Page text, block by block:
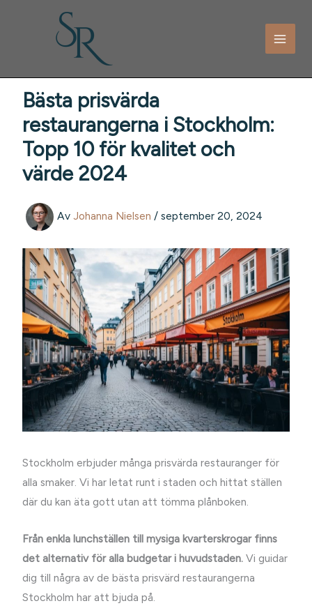
Bästa prisvärda
restaurangerna i Stockholm:
Topp 10 för kvalitet och
värde 2024
AvJohanna Nielsen/september 20, 2024
Stockholm erbjuder många prisvärda restauranger för
alla smaker. Vi har letat runt i staden och hittat ställen
där du kan äta gott utan att tömma plånboken.
Från enkla lunchställen till mysiga kvarterskrogar finns
det alternativ för alla budgetar i huvudstaden. Vi guidar
dig till några av de bästa prisvärd restaurangerna
Stockholm har att bjuda på.